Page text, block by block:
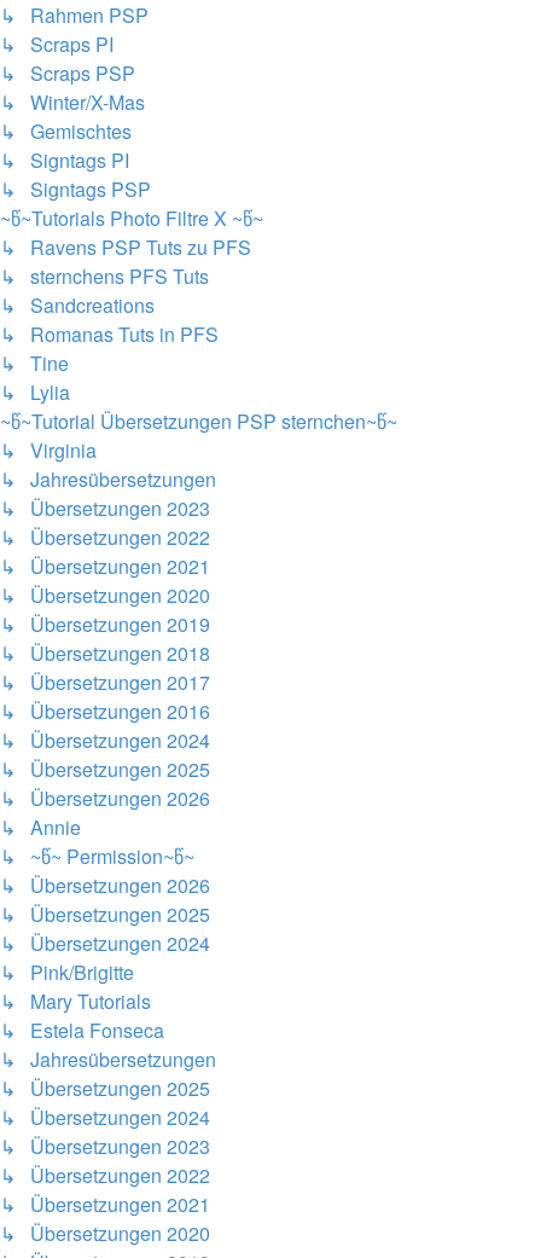
↳ Rahmen PSP
↳ Scraps PI
↳ Scraps PSP
↳ Winter/X-Mas
↳ Gemischtes
↳ Signtags PI
↳ Signtags PSP
~წ~Tutorials Photo Filtre X ~წ~
↳ Ravens PSP Tuts zu PFS
↳ sternchens PFS Tuts
↳ Sandcreations
↳ Romanas Tuts in PFS
↳ Tine
↳ Lylia
~წ~Tutorial Übersetzungen PSP sternchen~წ~
↳ Virginia
↳ Jahresübersetzungen
↳ Übersetzungen 2023
↳ Übersetzungen 2022
↳ Übersetzungen 2021
↳ Übersetzungen 2020
↳ Übersetzungen 2019
↳ Übersetzungen 2018
↳ Übersetzungen 2017
↳ Übersetzungen 2016
↳ Übersetzungen 2024
↳ Übersetzungen 2025
↳ Übersetzungen 2026
↳ Annie
↳ ~წ~ Permission~წ~
↳ Übersetzungen 2026
↳ Übersetzungen 2025
↳ Übersetzungen 2024
↳ Pink/Brigitte
↳ Mary Tutorials
↳ Estela Fonseca
↳ Jahresübersetzungen
↳ Übersetzungen 2025
↳ Übersetzungen 2024
↳ Übersetzungen 2023
↳ Übersetzungen 2022
↳ Übersetzungen 2021
↳ Übersetzungen 2020